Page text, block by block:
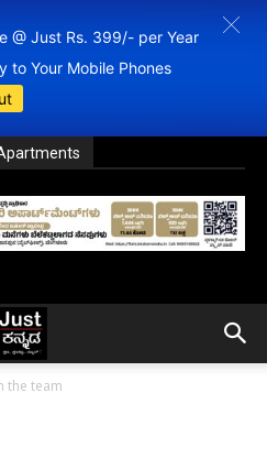
@ Just Rs. 399/- per Year
to Your Mobile Phones
the team